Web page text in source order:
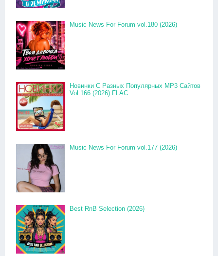
Music News For Forum vol.180 (2026)
Новинки С Разных Популярных MP3 Сайтов
Vol.166 (2026) FLAC
Music News For Forum vol.177 (2026)
Best RnB Selection (2026)